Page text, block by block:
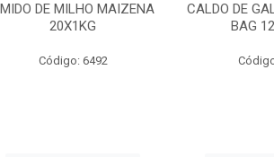
DE GALINHA ARISCO
BAG 12X850G
Código: 6471
MOLHO